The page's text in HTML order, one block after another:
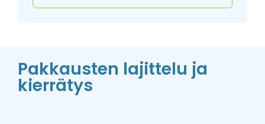
Pakkausten lajittelu ja
kierrätys